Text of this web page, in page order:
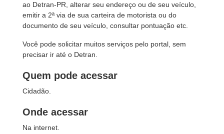
ao Detran-PR, alterar seu endereço ou de seu veículo,
emitir a 2ª via de sua carteira de motorista ou do
documento de seu veículo, consultar pontuação etc.
Você pode solicitar muitos serviços pelo portal, sem
precisar ir até o Detran.
Quem pode acessar
Cidadão.
Onde acessar
Na internet.